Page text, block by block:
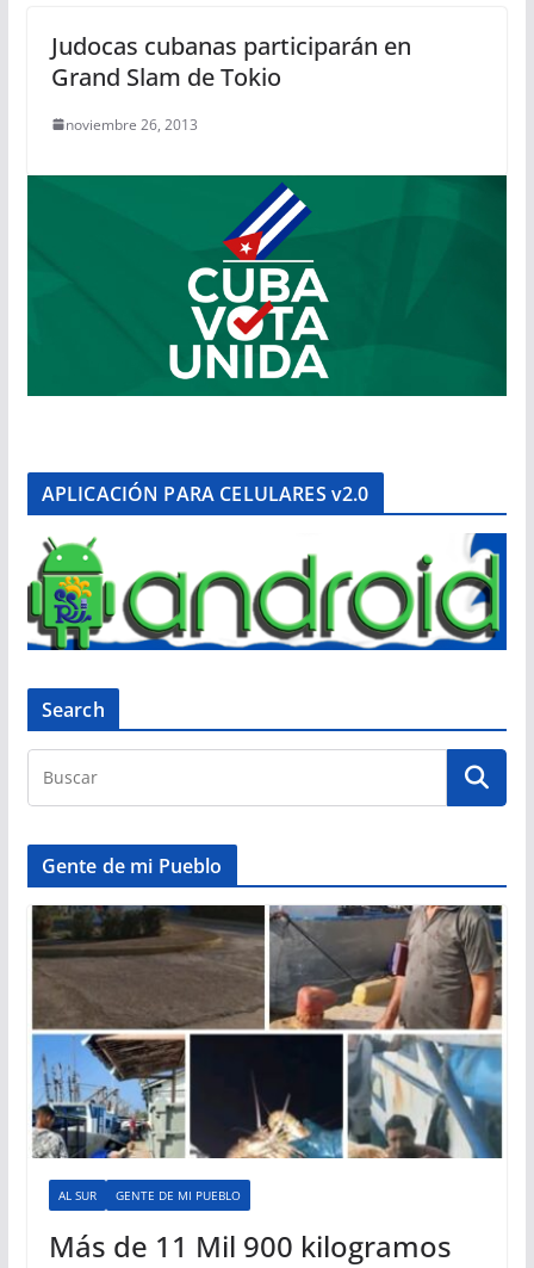
Judocas cubanas participarán en
Grand Slam de Tokio
noviembre 26, 2013
APLICACIÓN PARA CELULARES v2.0
Search
Gente de mi Pueblo
AL SUR GENTE DE MI PUEBLO
Más de 11 Mil 900 kilogramos